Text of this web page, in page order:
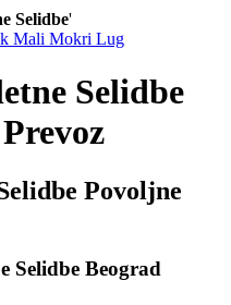
Selidbe'
Mali Mokri Lug
Selidbe
Povoljne
Selidbe Beograd